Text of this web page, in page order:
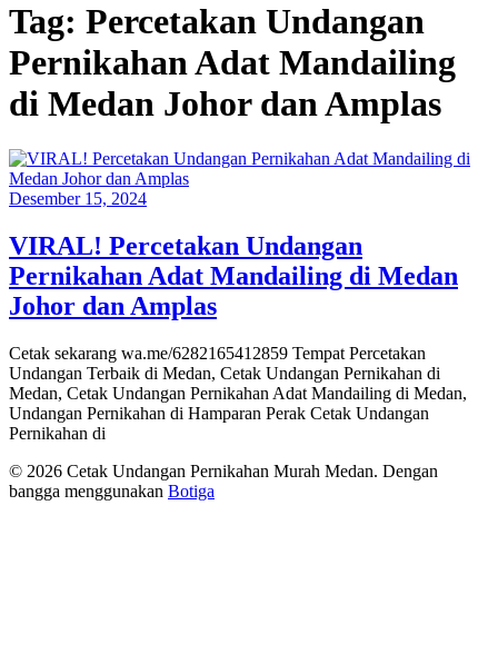
Tag: Percetakan Undangan
Pernikahan Adat Mandailing
di Medan Johor dan Amplas
Desember 15, 2024
VIRAL! Percetakan Undangan
Pernikahan Adat Mandailing di Medan
Johor dan Amplas
Cetak sekarang wa.me/6282165412859 Tempat Percetakan
Undangan Terbaik di Medan, Cetak Undangan Pernikahan di
Medan, Cetak Undangan Pernikahan Adat Mandailing di Medan,
Undangan Pernikahan di Hamparan Perak Cetak Undangan
Pernikahan di
© 2026 Cetak Undangan Pernikahan Murah Medan. Dengan
bangga menggunakan Botiga